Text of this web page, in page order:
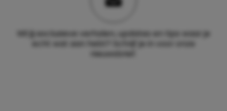
Wil jij exclusieve verhalen, updates en tips waar je
echt wat aan hebt? Schrijf je in voor onze
nieuwsbrief.